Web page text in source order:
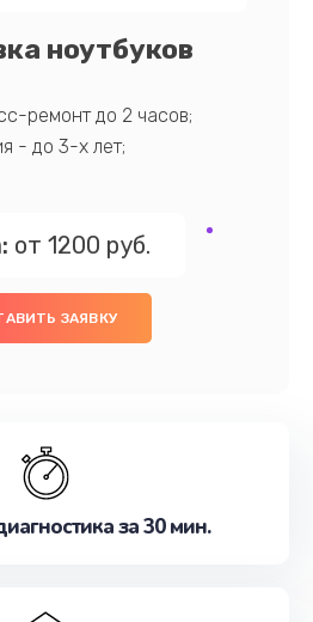
ноутбуков
ремонт до 2 часов;
- до 3-х лет;
от 1200 руб.
ЗАЯВКУ
за 30 мин.